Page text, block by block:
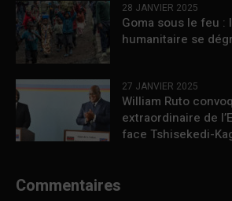
28 JANVIER 2025
Goma sous le feu :
humanitaire se
27 JANVIER 2025
William Ruto
extraordinaire de
face Tshisekedi-
Commentaires